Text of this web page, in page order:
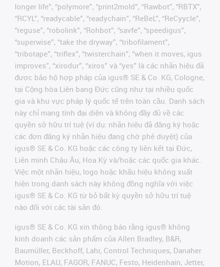
longer life”, “polymore”, “print2mold”, “Rawbot”, “RBTX”,
“RCYL”, “readycable”, “readychain”, “ReBeL”, “ReCyycle”,
“reguse”, “robolink”, “Rohbot”, “savfe”, “speedigus”,
“superwise”, “take the dryway”, “tribofilament”,
“tribotape”, “triflex”, “twisterchain”, “when it moves, igus
improves”, “xirodur”, “xiros” và “yes” là các nhãn hiệu đã
được bảo hộ hợp pháp của igus® SE & Co. KG, Cologne,
tại Cộng hòa Liên bang Đức cũng như tại nhiều quốc
gia và khu vực pháp lý quốc tế trên toàn cầu. Danh sách
này chỉ mang tính đại diện và không đầy đủ về các
quyền sở hữu trí tuệ (ví dụ: nhãn hiệu đã đăng ký hoặc
các đơn đăng ký nhãn hiệu đang chờ phê duyệt) của
igus® SE & Co. KG hoặc các công ty liên kết tại Đức,
Liên minh Châu Âu, Hoa Kỳ và/hoặc các quốc gia khác.
Việc một nhãn hiệu, logo hoặc khẩu hiệu không xuất
hiện trong danh sách này không đồng nghĩa với việc
igus® SE & Co. KG từ bỏ bất kỳ quyền sở hữu trí tuệ
nào đối với các tài sản đó.
igus® SE & Co. KG xin thông báo rằng igus® không
kinh doanh các sản phẩm của Allen Bradley, B&R,
Baumüller, Beckhoff, Lahr, Control Techniques, Danaher
Motion, ELAU, FAGOR, FANUC, Festo, Heidenhain, Jetter,